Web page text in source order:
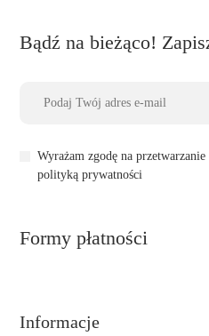
Bądź na bieżąco!
Wyrażam zgodę na
polityką prywatności
Formy płatności
Informacje